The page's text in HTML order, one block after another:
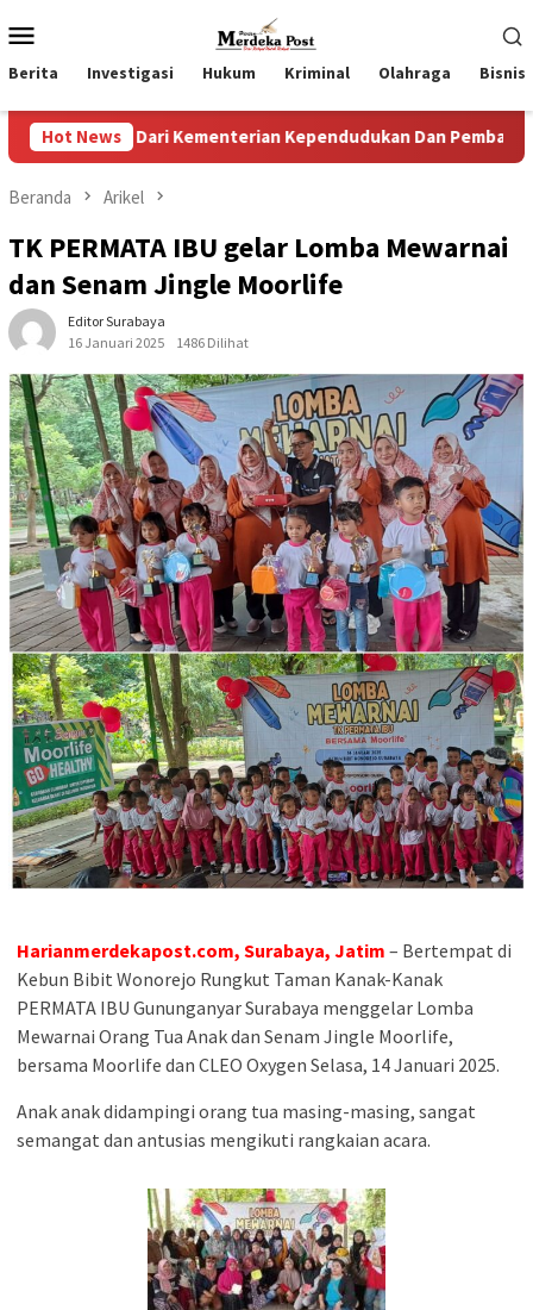
ke
kontenMobile
Berita Investigasi Hukum Kriminal Olahraga Bisnis
Hot News
Kementerian Kependudukan Dan Pembangunan Keluarga
Beranda Arikel
TK PERMATA IBU gelar Lomba Mewarnai
dan Senam Jingle Moorlife
Editor Surabaya
16 Januari 2025
1486 Dilihat
Harianmerdekapost.com, Surabaya, Jatim – Bertempat di
Kebun Bibit Wonorejo Rungkut Taman Kanak-Kanak
PERMATA IBU Gununganyar Surabaya menggelar Lomba
Mewarnai Orang Tua Anak dan Senam Jingle Moorlife,
bersama Moorlife dan CLEO Oxygen Selasa, 14 Januari 2025.
Anak anak didampingi orang tua masing-masing, sangat
semangat dan antusias mengikuti rangkaian acara.